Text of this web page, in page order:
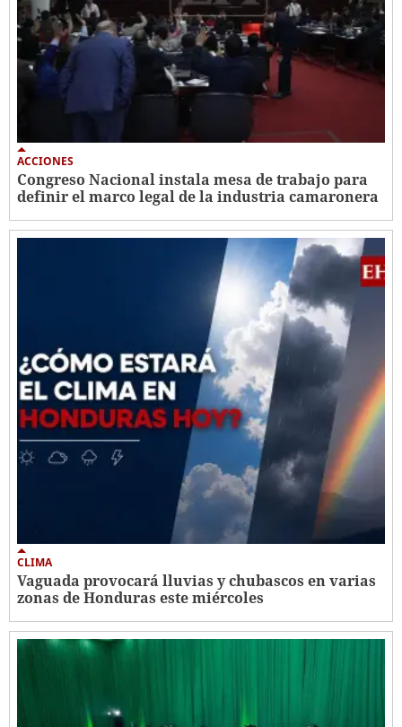
ACCIONES
Congreso Nacional instala mesa de trabajo para
definir el marco legal de la industria camaronera
CLIMA
Vaguada provocará lluvias y chubascos en varias
zonas de Honduras este miércoles